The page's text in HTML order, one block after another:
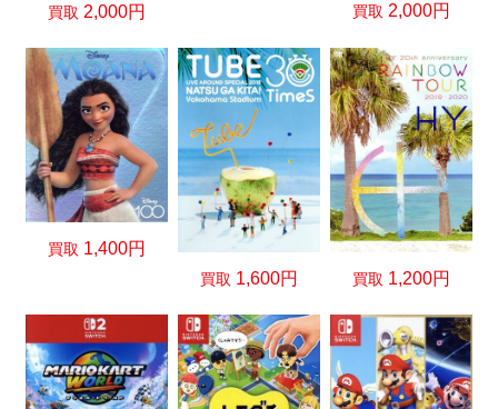
買取 2,000円 買取2,000円
買取 1,400円
買取 1,600円 買取 1,200円